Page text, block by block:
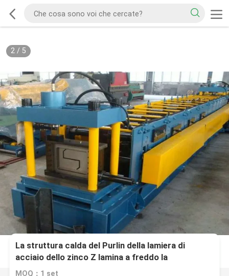
2/ 5
La struttura calda del Purlin della lamiera di
acciaio dello zinco Z lamina a freddo la
formazione del supporto della Camera della
MOQ：1 set